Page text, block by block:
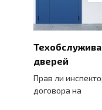
дверей
Прав ли
договора на